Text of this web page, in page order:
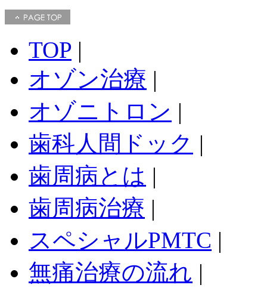
TOP |
オゾン治療 |
オゾニトロン |
歯科人間ドック |
歯周病とは |
歯周病治療 |
スペシャルPMTC |
無痛治療の流れ |